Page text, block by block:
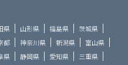
県 山形県 福島県
茨城県
都 神奈川県 新潟県
富山県
県 静岡県 愛知県
三重県